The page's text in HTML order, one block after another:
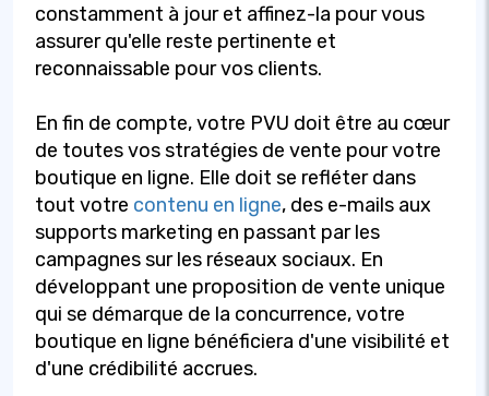
constamment à jour et affinez-la pour vous
assurer qu'elle reste pertinente et
reconnaissable pour vos clients.
En fin de compte, votre PVU doit être au cœur
de toutes vos stratégies de vente pour votre
boutique en ligne. Elle doit se refléter dans
tout votre contenu en ligne, des e-mails aux
supports marketing en passant par les
campagnes sur les réseaux sociaux. En
développant une proposition de vente unique
qui se démarque de la concurrence, votre
boutique en ligne bénéficiera d'une visibilité et
d'une crédibilité accrues.